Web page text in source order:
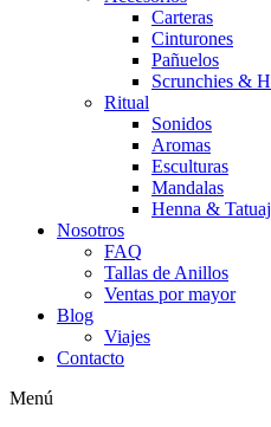
Carteras
Cinturones
Pañuelos
Scrunchies &
Ritual
Sonidos
Aromas
Esculturas
Mandalas
Henna &
Nosotros
FAQ
Tallas de Anillos
Ventas por mayor
Blog
Viajes
Contacto
Menú